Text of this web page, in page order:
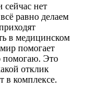
сейчас нет
равно делаем
в медицинском
помогает
помогаю. Это
отклик
в комплексе.